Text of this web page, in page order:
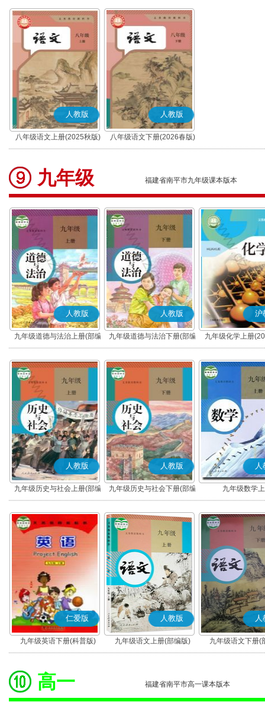
人教版
八年级语文上册(2025秋版)
(部编版)
人教版
八年级语文下册(2026春版)
(部编版)
九年级 福建省南平市九年级课本版本
人教版
九年级道德与法治上册(部编
版)
人教版
九年级道德与法治下册(部编
版)
沪
九年级化学上册
人教版
九年级历史与社会上册(部编
版)
人教版
九年级历史与社会下册(部编
版)
人
九年级数学
仁爱版
九年级英语下册(科普版)
人教版
九年级语文上册(部编版)
人
九年级语文下册(
高一 福建省南平市高一课本版本